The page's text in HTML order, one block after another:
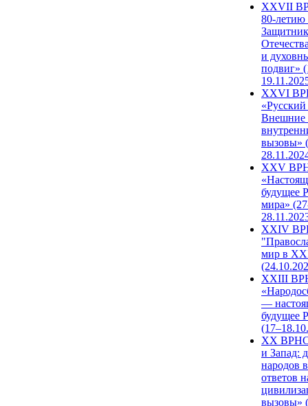
ХХVII
80-
и
подвиг»
XXVI
Внешние
вызовы»
XXV
будущее
мира»
XXIV
мир в
XXIII
—
будущее
XX ВРНС
и Запад:
народов
ответов
вызовы»